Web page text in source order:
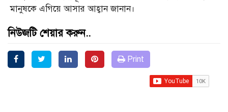
মানুষকে এগিয়ে আসার আহ্বান জানান।
নিউজটি শেয়ার করুন..
Print